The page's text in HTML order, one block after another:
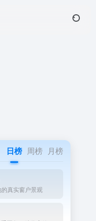
日榜 周榜 月榜
真实窗户景观